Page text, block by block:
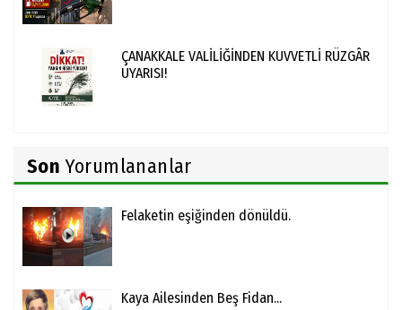
ÇANAKKALE VALİLİĞİNDEN KUVVETLİ RÜZGÂR
UYARISI!
Son Yorumlananlar
Felaketin eşiğinden dönüldü.
Kaya Ailesinden Beş Fidan...